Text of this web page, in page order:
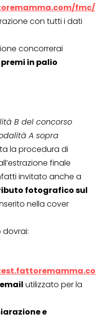
fmc/
con tutti i dati
concorrerai
in palio
B del concorso
A sopra
la procedura di
finale
invitato anche a
fotografico sul
nella cover
utilizzato per la
e